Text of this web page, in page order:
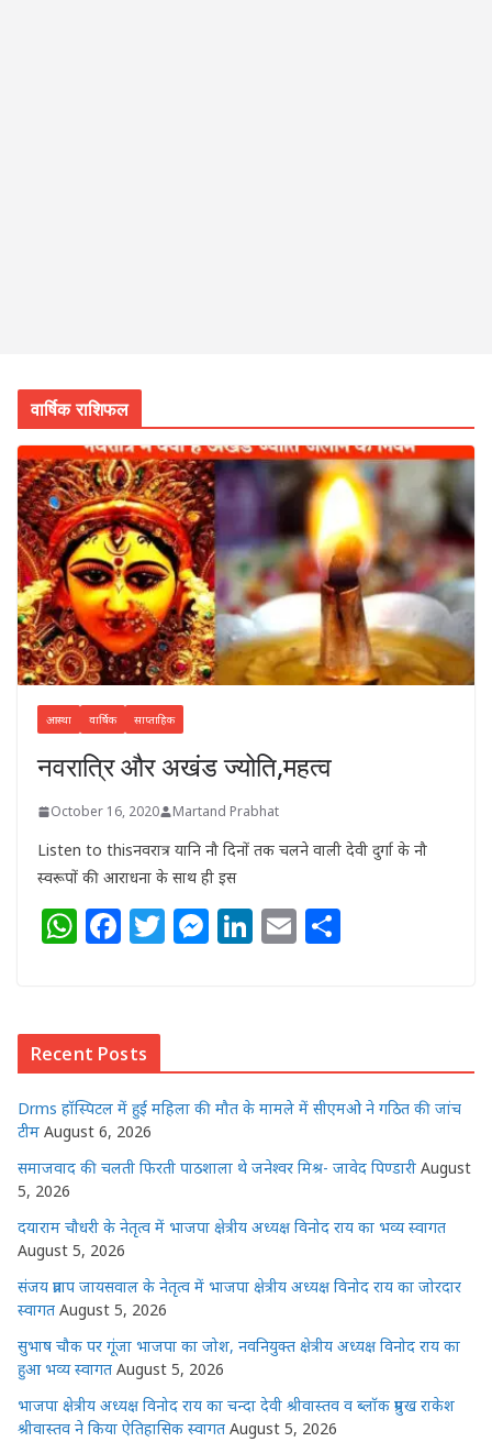
वार्षिक राशिफल
आस्था वार्षिक साप्ताहिक
नवरात्रि और अखंड ज्योति,महत्व
October 16, 2020 Martand Prabhat
Listen to thisनवरात्र यानि नौ दिनों तक चलने वाली देवी दुर्गा के नौ
स्वरूपों की आराधना के साथ ही इस
W
s
A
p
p
F
e
b
o
o
k
T
r
M
n
g
r
Li
dI
n
E
Recent Posts
Drms हॉस्पिटल में हुई महिला की मौत के मामले में सीएमओ ने गठित की जांच
टीम August 6, 2026
समाजवाद की चलती फिरती पाठशाला थे जनेश्वर मिश्र- जावेद पिण्डारी August
5, 2026
दयाराम चौधरी के नेतृत्व में भाजपा क्षेत्रीय अध्यक्ष विनोद राय का भव्य स्वागत
August 5, 2026
संजय प्रताप जायसवाल के नेतृत्व में भाजपा क्षेत्रीय अध्यक्ष विनोद राय का जोरदार
स्वागत August 5, 2026
सुभाष चौक पर गूंजा भाजपा का जोश, नवनियुक्त क्षेत्रीय अध्यक्ष विनोद राय का
हुआ भव्य स्वागत August 5, 2026
भाजपा क्षेत्रीय अध्यक्ष विनोद राय का चन्दा देवी श्रीवास्तव व ब्लॉक प्रमुख राकेश
श्रीवास्तव ने किया ऐतिहासिक स्वागत August 5, 2026